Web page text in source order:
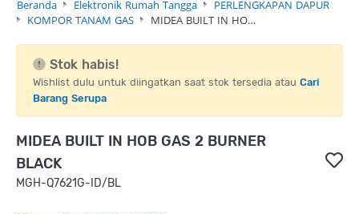
Beranda Elektronik Rumah Tangga
PERLENGKAPAN DAPUR
KOMPOR TANAM GAS
MIDEA BUILT IN HO…
Stok habis!
Wishlist dulu untuk diingatkan saat stok tersedia atau Cari
Barang Serupa
MIDEA BUILT IN HOB GAS 2 BURNER
BLACK
MGH-Q7621G-ID/BL